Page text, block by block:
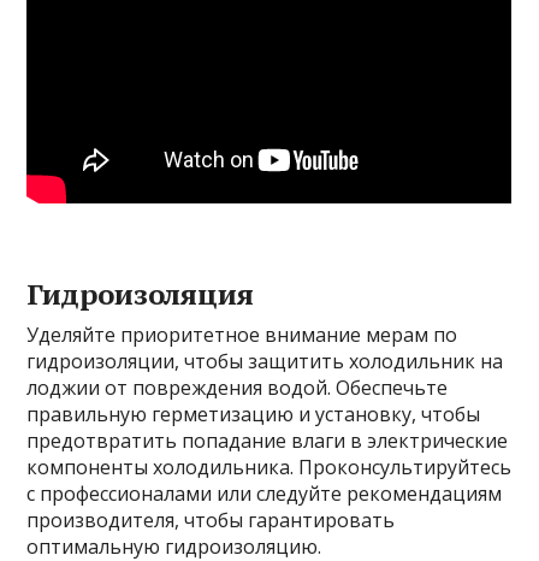
Гидроизоляция
Уделяйте приоритетное внимание мерам по
гидроизоляции, чтобы защитить холодильник на
лоджии от повреждения водой. Обеспечьте
правильную герметизацию и установку, чтобы
предотвратить попадание влаги в электрические
компоненты холодильника. Проконсультируйтесь
с профессионалами или следуйте рекомендациям
производителя, чтобы гарантировать
оптимальную гидроизоляцию.